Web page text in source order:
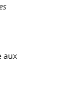
aux